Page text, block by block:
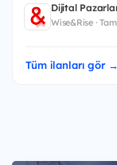
Dijital
Wise&Rise ·
Tüm ilanları gör →